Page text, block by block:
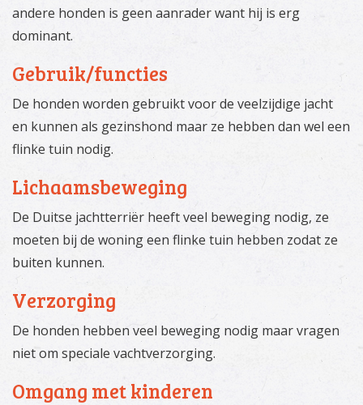
andere honden is geen aanrader want hij is erg
dominant.
Gebruik/functies
De honden worden gebruikt voor de veelzijdige jacht
en kunnen als gezinshond maar ze hebben dan wel een
flinke tuin nodig.
Lichaamsbeweging
De Duitse jachtterriër heeft veel beweging nodig, ze
moeten bij de woning een flinke tuin hebben zodat ze
buiten kunnen.
Verzorging
De honden hebben veel beweging nodig maar vragen
niet om speciale vachtverzorging.
Omgang met kinderen